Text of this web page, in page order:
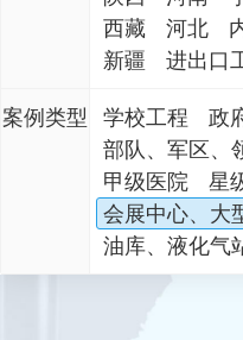
西藏
河北
新疆
进出口
案例类型 学校工程
政
部队、军区、
甲级医院
星
会展中心、大
油库、液化气